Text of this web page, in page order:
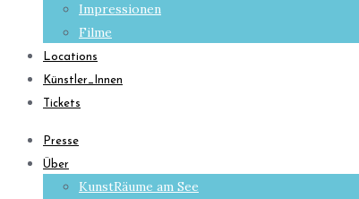
Impressionen
Filme
Locations
Künstler_Innen
Tickets
Presse
Über
KunstRäume am See